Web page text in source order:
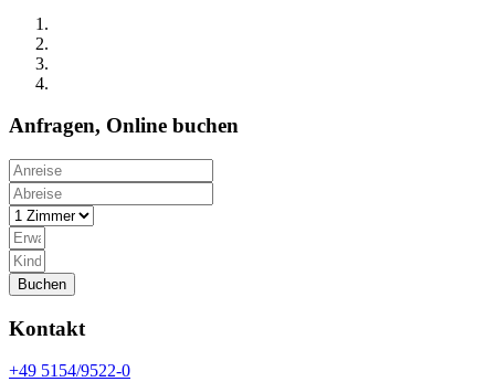
Anfragen, Online buchen
Buchen
Kontakt
+49 5154/9522-0